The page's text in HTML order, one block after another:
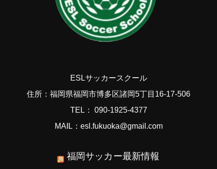
ESLサッカースクール
住所：福岡県福岡市博多区諸岡5丁目16-17-506
TEL： 090-1925-4377
MAIL：esl.fukuoka@gmail.com
福岡サッカー最新情報